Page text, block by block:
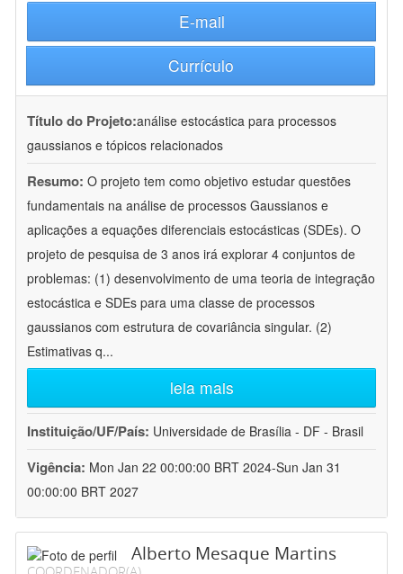
E-mail
Currículo
Título do Projeto:análise estocástica para processos
gaussianos e tópicos relacionados
Resumo: O projeto tem como objetivo estudar questões
fundamentais na análise de processos Gaussianos e
aplicações a equações diferenciais estocásticas (SDEs). O
projeto de pesquisa de 3 anos irá explorar 4 conjuntos de
problemas: (1) desenvolvimento de uma teoria de integração
estocástica e SDEs para uma classe de processos
gaussianos com estrutura de covariância singular. (2)
Estimativas q...
leia mais
Instituição/UF/País: Universidade de Brasília - DF - Brasil
Vigência: Mon Jan 22 00:00:00 BRT 2024-Sun Jan 31
00:00:00 BRT 2027
Alberto Mesaque Martins